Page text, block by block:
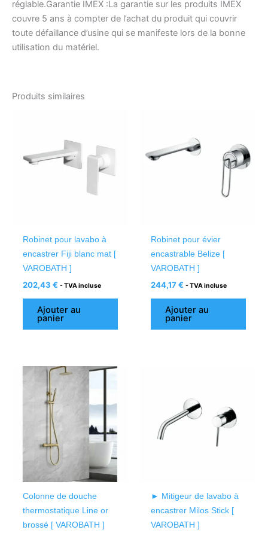
réglable.Garantie IMEX :La garantie sur les produits IMEX
couvre 5 ans à compter de l’achat du produit qui couvrir
toute défaillance d’usine qui se manifeste lors de la bonne
utilisation du matériel.
Produits similaires
Robinet pour lavabo à
encastrer Fiji blanc mat [
VAROBATH ]
202,43 € - TVA incluse
Ajouter au
panier
Robinet pour évier
encastrable Belize [
VAROBATH ]
244,17€ - TVA incluse
Ajouter au
panier
Colonne de douche
thermostatique Line or
brossé [ VAROBATH ]
► Mitigeur de lavabo à
encastrer Milos Stick [
VAROBATH ]